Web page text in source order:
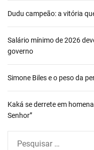
Dudu campeão: a vitória
Salário mínimo de 2026
governo
Simone Biles e o peso da
Kaká se derrete em
Senhor”